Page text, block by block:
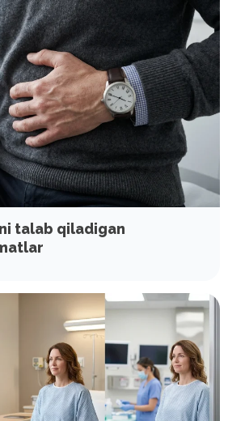
talab qiladigan